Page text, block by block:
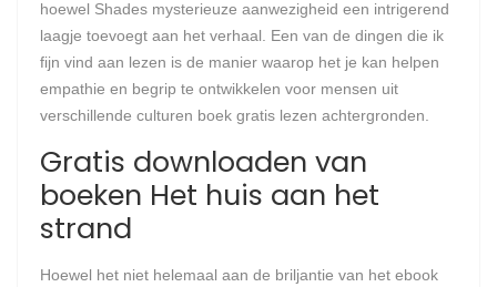
hoewel Shades mysterieuze aanwezigheid een intrigerend
laagje toevoegt aan het verhaal. Een van de dingen die ik
fijn vind aan lezen is de manier waarop het je kan helpen
empathie en begrip te ontwikkelen voor mensen uit
verschillende culturen boek gratis lezen achtergronden.
Gratis downloaden van
boeken Het huis aan het
strand
Hoewel het niet helemaal aan de briljantie van het ebook